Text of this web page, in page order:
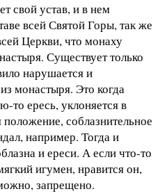
свой устав, и в нем
всей Святой Горы, так же
Церкви, что монаху
Существует только
нарушается и
монастыря. Это когда
то ересь, уклоняется в
положение, соблазнительное
например. Тогда и
и ереси. А если что-то
игумен, нравится он,
запрещено.